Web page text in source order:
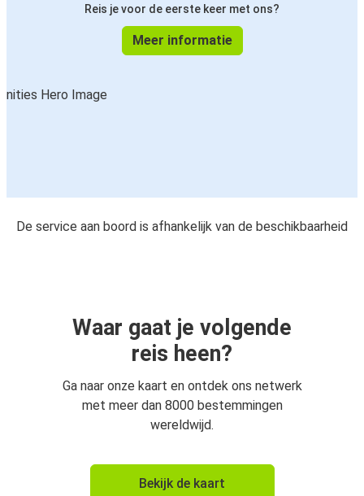
Reis je voor de eerste keer met ons?
Meer informatie
De service aan boord is afhankelijk van de beschikbaarheid
Waar gaat je volgende
reis heen?
Ga naar onze kaart en ontdek ons netwerk
met meer dan 8000 bestemmingen
wereldwijd.
Bekijk de kaart